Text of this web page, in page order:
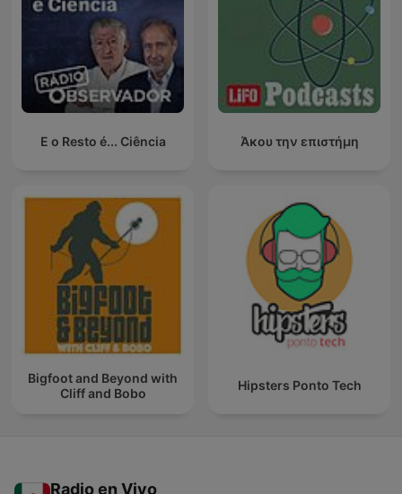
E o Resto é... Ciência Άκου την επιστήμη
Bigfoot and Beyond with
Cliff and Bobo
Hipsters Ponto Tech
Radio en Vivo